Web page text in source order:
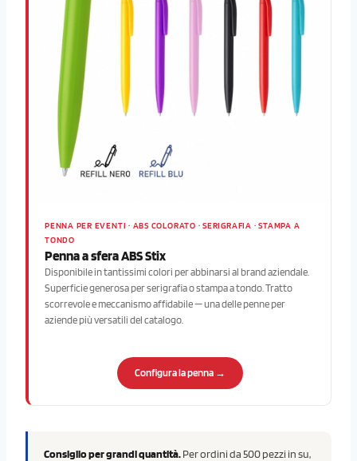
PENNA PER EVENTI · ABS COLORATO · SERIGRAFIA · STAMPA A
TONDO
Penna a sfera ABS Stix
Disponibile in tantissimi colori per abbinarsi al brand aziendale.
Superficie generosa per serigrafia o stampa a tondo. Tratto
scorrevole e meccanismo affidabile — una delle penne per
aziende più versatili del catalogo.
Configura la penna →
Consiglio per grandi quantità.Per ordini da 500 pezzi in su,